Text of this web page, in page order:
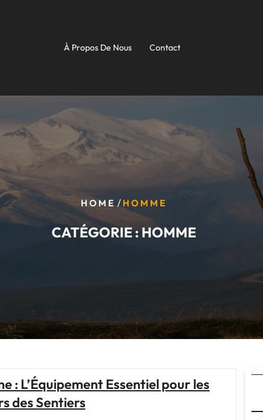
À Propos De Nous Contact
HOME / HOMME
CATÉGORIE :HOMME
: L’Équipement Essentiel pour les
des Sentiers